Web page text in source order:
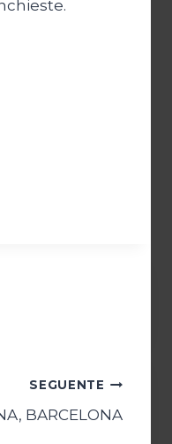
SEGUENTE
BARCELONA